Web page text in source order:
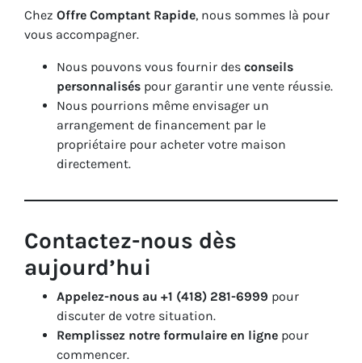
Chez Offre Comptant Rapide, nous sommes là pour
vous accompagner.
Nous pouvons vous fournir des conseils
personnalisés pour garantir une vente réussie.
Nous pourrions même envisager un
arrangement de financement par le
propriétaire pour acheter votre maison
directement.
Contactez-nous dès
aujourd’hui
Appelez-nous au +1 (418) 281-6999 pour
discuter de votre situation.
Remplissez notre formulaire en ligne pour
commencer.